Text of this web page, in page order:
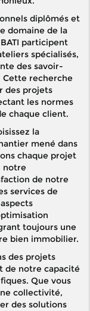
diplômés et
domaine de la
participent
spécialisés,
des savoir-
recherche
des projets
les normes
chaque client.
la
mené dans
chaque projet
notre
de notre
services de
toujours une
bien immobilier.
des projets
de notre capacité
Que vous
collectivité,
des solutions